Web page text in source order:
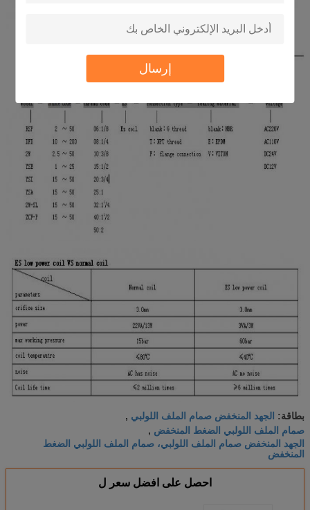
إرسال
بطاقة: الجهد المنخفض صمام الملف اللولبي ,
صمام الملف اللولبي الضغط المنخفض ,
الجهد المنخفض صمام الملف اللولبي، صمام الملف اللولبي الضغط
المنخفض
احصل على افضل سعر ل